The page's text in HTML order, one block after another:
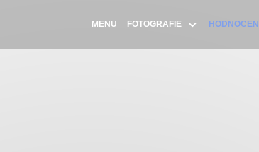
MENU FOTOGRAFIE HODNOCENÍ